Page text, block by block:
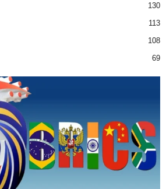
130
113
108
69